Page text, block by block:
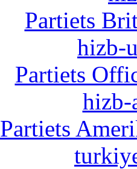
Partiets
hizb-
Partiets
hizb-
Partiets